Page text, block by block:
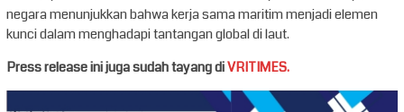
negara menunjukkan bahwa kerja sama maritim menjadi elemen
kunci dalam menghadapi tantangan global di laut.
Press release ini juga sudah tayang diVRITIMES.